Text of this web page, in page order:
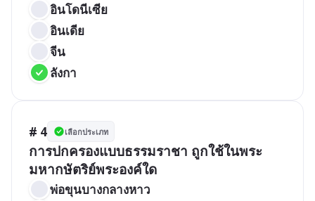
อินโดนีเซีย
อินเดีย
จีน
ลังกา
# 4 เลือกประเภท
การปกครองแบบธรรมราชา ถูกใช้ในพระ
มหากษัตริย์พระองค์ใด
พ่อขุนบางกลางหาว